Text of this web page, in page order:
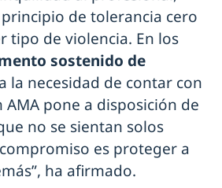
de tolerancia cero
tipo de violencia. En los
sostenido de
la necesidad de contar con
pone a disposición de
no se sientan solos
es proteger a
ha afirmado.